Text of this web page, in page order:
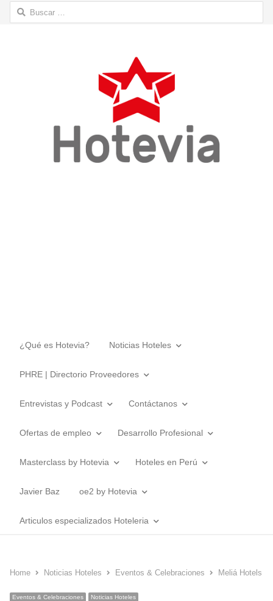
Buscar:
¿Qué es Hotevia? Noticias Hoteles
PHRE | Directorio Proveedores
Entrevistas y Podcast Contáctanos
Ofertas de empleo Desarrollo Profesional
Masterclass by Hotevia Hoteles en Perú
Javier Baz oe2 by Hotevia
Articulos especializados Hoteleria
Home Noticias Hoteles Eventos & Celebraciones Meliá Hotels
Eventos & Celebraciones Noticias Hoteles